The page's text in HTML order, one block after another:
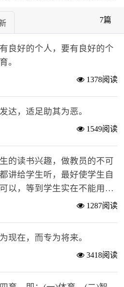
7篇
良好的个人，要有良好的个
。
1378阅读
达，适足助其为恶。
1549阅读
的读书兴趣，做教员的不可
讲给学生听，最好使学生自
以，等到学生实在不能用自
才去帮助他。
1287阅读
现在，而专为将来。
3418阅读